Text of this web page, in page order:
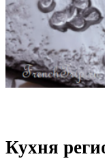
Кухня